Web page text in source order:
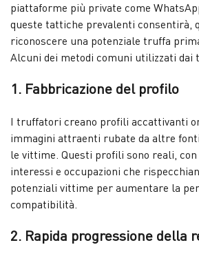
piattaforme più private come
queste tattiche prevalenti consentirà,
riconoscere una potenziale truffa
Alcuni dei metodi comuni utilizzati dai
1. Fabbricazione del profilo
I truffatori creano profili accattivanti
immagini attraenti rubate da altre
le vittime. Questi profili sono reali,
interessi e occupazioni che
potenziali vittime per aumentare la
compatibilità.
2. Rapida progressione della